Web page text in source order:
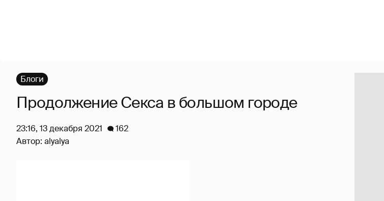
Блоги
Продолжение Секса в большом городе
23:16, 13 декабря 2021
162
Автор: alyalya